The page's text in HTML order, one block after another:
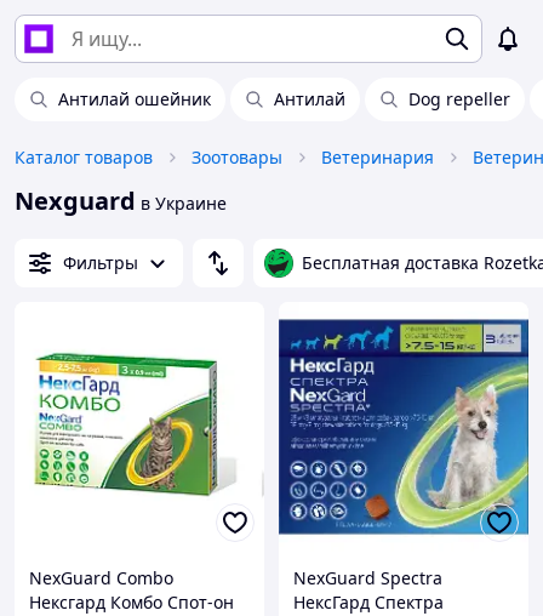
Антилай ошейник Антилай Dog repeller
Каталог товаров Зоотовары Ветеринария
Nexguard в Украине
Фильтры Бесплатная доставка
NexGuard Combo
Нексгард Комбо Спот-он
NexGuard Spectra
НексГард Спектра